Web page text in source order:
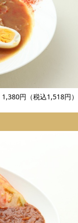
1,380円（税込1,518円）